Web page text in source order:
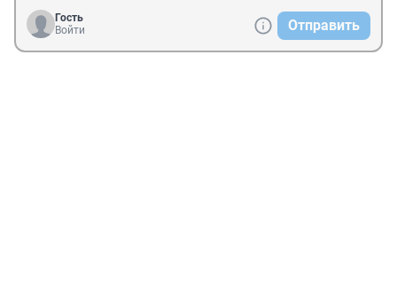
Гость
Войти
Отправить